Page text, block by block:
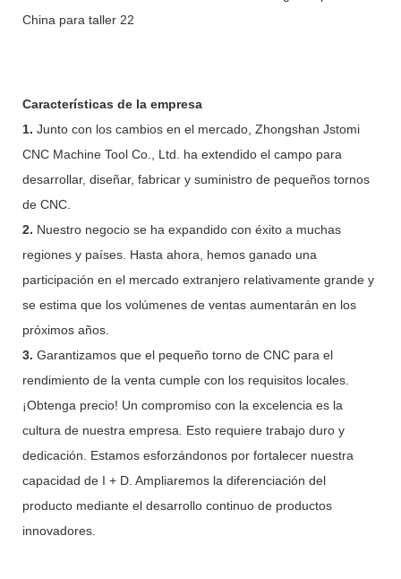
Características de la empresa
1. Junto con los cambios en el mercado, Zhongshan Jstomi
CNC Machine Tool Co., Ltd. ha extendido el campo para
desarrollar, diseñar, fabricar y suministro de pequeños tornos
de CNC.
2. Nuestro negocio se ha expandido con éxito a muchas
regiones y países. Hasta ahora, hemos ganado una
participación en el mercado extranjero relativamente grande y
se estima que los volúmenes de ventas aumentarán en los
próximos años.
3. Garantizamos que el pequeño torno de CNC para el
rendimiento de la venta cumple con los requisitos locales.
¡Obtenga precio! Un compromiso con la excelencia es la
cultura de nuestra empresa. Esto requiere trabajo duro y
dedicación. Estamos esforzándonos por fortalecer nuestra
capacidad de I + D. Ampliaremos la diferenciación del
producto mediante el desarrollo continuo de productos
innovadores.